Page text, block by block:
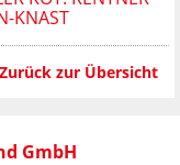
KNAST
Zurück zur Übersicht
GmbH